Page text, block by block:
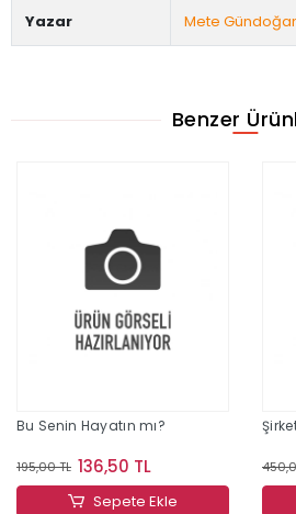
Yazar Mete
Benzer
Bu Senin Hayatın mı?
195,00 TL 136,50 TL
Sepete Ekle